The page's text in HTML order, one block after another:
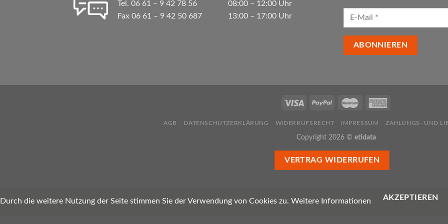
Tel. 06 61 – 9 42 78 56
Fax 06 61 – 9 42 50 687
08:00 – 12:00 Uhr
13:00 – 17:00 Uhr
AGB DATENSCHUTZERKLÄRUNG WIDERRUFSRECHT IMPRESSUM ZAHLUNGS- UND
Copyright 2026 © etidata
VERTRAG WIDERRUFEN
Durch die weitere Nutzung der Seite stimmen Sie der Verwendung von Cookies zu. Weitere Informationen AKZEPTIEREN